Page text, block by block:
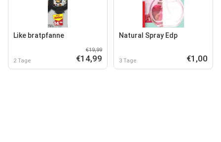
Like bratpfanne
2 Tage
€19,99
€14,99
Natural Spray Edp
3 Tage €1,00